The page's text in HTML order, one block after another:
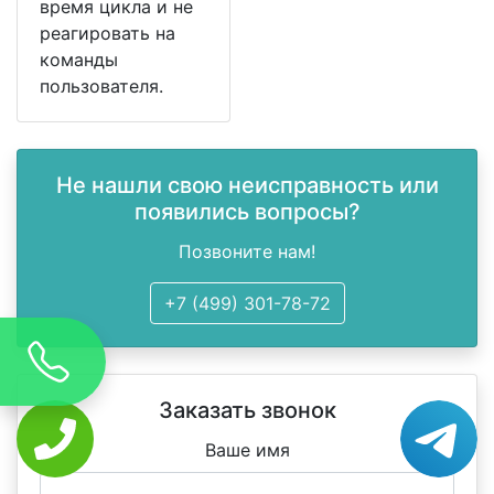
время цикла и не
реагировать на
команды
пользователя.
Не нашли свою неисправность или
появились вопросы?
Позвоните нам!
+7 (499) 301-78-72
Заказать звонок
Ваше имя